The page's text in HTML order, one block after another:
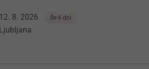
12. 8. 2026 Še 6 dni
Ljubljana